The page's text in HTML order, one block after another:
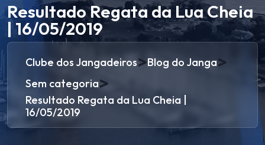
Resultado Regata da Lua Cheia
| 16/05/2019
Clube dos Jangadeiros>Blog do Janga>
Sem categoria>
Resultado Regata da Lua Cheia |
16/05/2019